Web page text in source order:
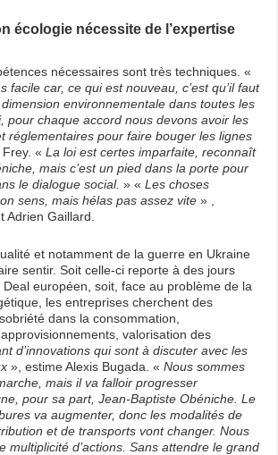
écologie nécessite de l’expertise
nécessaires sont très techniques. «
facile car, ce qui est nouveau, c’est qu’il faut
environnementale dans toutes les
pour chaque accord nous devons avoir les
réglementaires pour faire bouger les lignes
« La loi est certes imparfaite, reconnaît
mais c’est un pied dans la porte pour
le dialogue social. » « Les choses
sens, mais hélas pas assez vite » ,
Adrien Gaillard.
et notamment de la guerre en Ukraine
sentir. Soit celle-ci reporte à des jours
européen, soit, face au problème de la
les entreprises cherchent des
dans la consommation,
valorisation des
d’innovations qui sont à discuter avec les
», estime Alexis Bugada. « Nous sommes
mais il va falloir progresser
pour sa part, Jean-Baptiste Obéniche. Le
va augmenter, donc les modalités de
et de transports vont changer. Nous
multiplicité d’actions. Sans attendre le grand